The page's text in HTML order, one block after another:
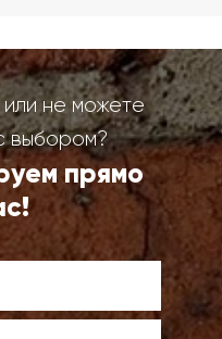
не можете
выбором?
прямо